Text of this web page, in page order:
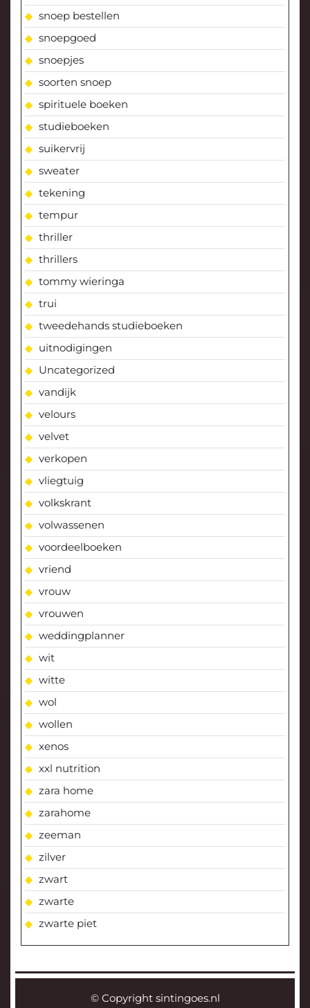
snoep bestellen
snoepgoed
snoepjes
soorten snoep
spirituele boeken
studieboeken
suikervrij
sweater
tekening
tempur
thriller
thrillers
tommy wieringa
trui
tweedehands studieboeken
uitnodigingen
Uncategorized
vandijk
velours
velvet
verkopen
vliegtuig
volkskrant
volwassenen
voordeelboeken
vriend
vrouw
vrouwen
weddingplanner
wit
witte
wol
wollen
xenos
xxl nutrition
zara home
zarahome
zeeman
zilver
zwart
zwarte
zwarte piet
© Copyright sintingoes.nl